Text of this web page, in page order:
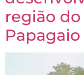
região
Papagaio